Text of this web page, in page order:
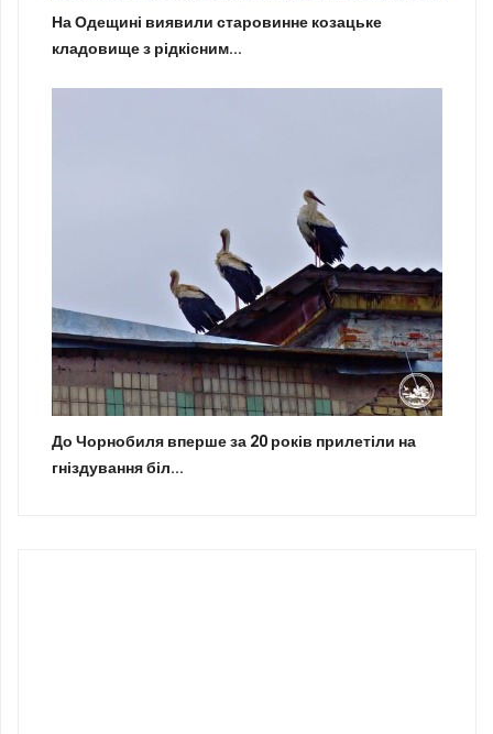
На Одещині виявили старовинне козацьке
кладовище з рідкісним...
До Чорнобиля вперше за 20 років прилетіли на
гніздування біл...